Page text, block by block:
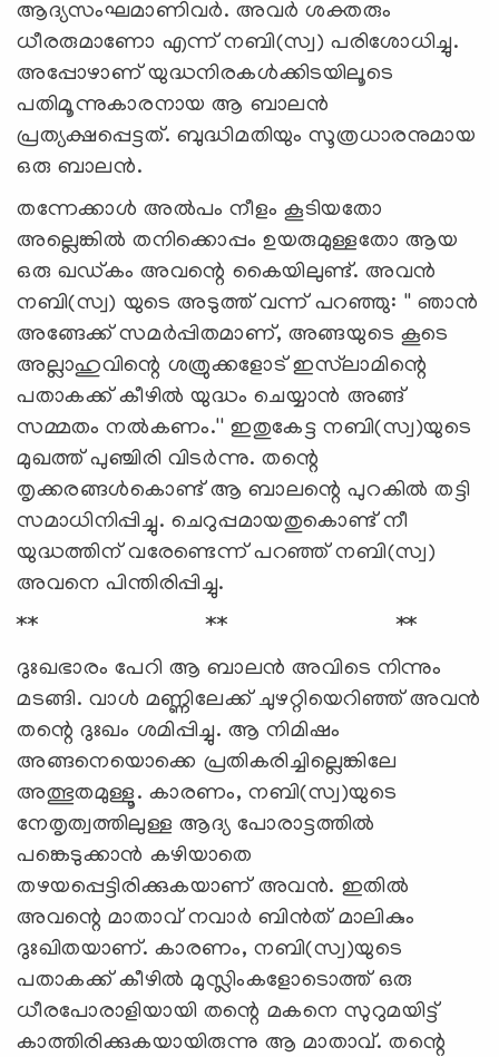
ആദ്യസംഘമാണിവര്‍. അവര്‍ ശക്തരും
ധീരരുമാണോ എന്ന് നബി(സ്വ) പരിശോധിച്ചു.
അപ്പോഴാണ് യുദ്ധനിരകള്‍ക്കിടയിലൂടെ
പതിമൂന്നുകാരനായ ആ ബാലന്‍
പ്രത്യക്ഷപ്പെട്ടത്. ബുദ്ധിമതിയും സൂത്രധാരനുമായ
ഒരു ബാലന്‍.
തന്നേക്കാള്‍ അല്‍പം നീളം കൂടിയതോ
അല്ലെങ്കില്‍ തനിക്കൊപ്പം ഉയരുമുള്ളതോ ആയ
ഒരു ഖഡ്കം അവന്റെ കൈയിലുണ്ട്. അവന്‍
നബി(സ്വ) യുടെ അടുത്ത് വന്ന് പറഞ്ഞു: '' ഞാന്‍
അങ്ങേക്ക് സമര്‍പ്പിതമാണ്, അങ്ങയുടെ കൂടെ
അല്ലാഹുവിന്റെ ശത്രുക്കളോട് ഇസ്‍ലാമിന്റെ
പതാകക്ക് കീഴില്‍ യുദ്ധം ചെയ്യാന്‍ അങ്ങ്
സമ്മതം നല്‍കണം.'' ഇതുകേട്ട നബി(സ്വ)യുടെ
മുഖത്ത് പുഞ്ചിരി വിടര്‍ന്നു. തന്റെ
തൃക്കരങ്ങള്‍കൊണ്ട് ആ ബാലന്റെ പുറകില്‍ തട്ടി
സമാധിനിപ്പിച്ചു. ചെറുപ്പമായതുകൊണ്ട് നീ
യുദ്ധത്തിന് വരേണ്ടെന്ന് പറഞ്ഞ് നബി(സ്വ)
അവനെ പിന്തിരിപ്പിച്ചു.
** ** **
ദുഃഖഭാരം പേറി ആ ബാലന്‍ അവിടെ നിന്നും
മടങ്ങി. വാള്‍ മണ്ണിലേക്ക് ചുഴറ്റിയെറിഞ്ഞ് അവന്‍
തന്റെ ദുഃഖം ശമിപ്പിച്ചു. ആ നിമിഷം
അങ്ങനെയൊക്കെ പ്രതികരിച്ചില്ലെങ്കിലേ
അത്ഭുതമുള്ളൂ. കാരണം, നബി(സ്വ)യുടെ
നേതൃത്വത്തിലുള്ള ആദ്യ പോരാട്ടത്തില്‍
പങ്കെടുക്കാന്‍ കഴിയാതെ
തഴയപ്പെട്ടിരിക്കുകയാണ് അവന്‍. ഇതില്‍
അവന്റെ മാതാവ് നവാര്‍ ബിന്‍ത് മാലികും
ദുഃഖിതയാണ്. കാരണം, നബി(സ്വ)യുടെ
പതാകക്ക് കീഴില്‍ മുസ്ലിംകളോടൊത്ത് ഒരു
ധീരപോരാളിയായി തന്റെ മകനെ സുറുമയിട്ട്
കാത്തിരിക്കുകയായിരുന്നു ആ മാതാവ്. തന്റെ